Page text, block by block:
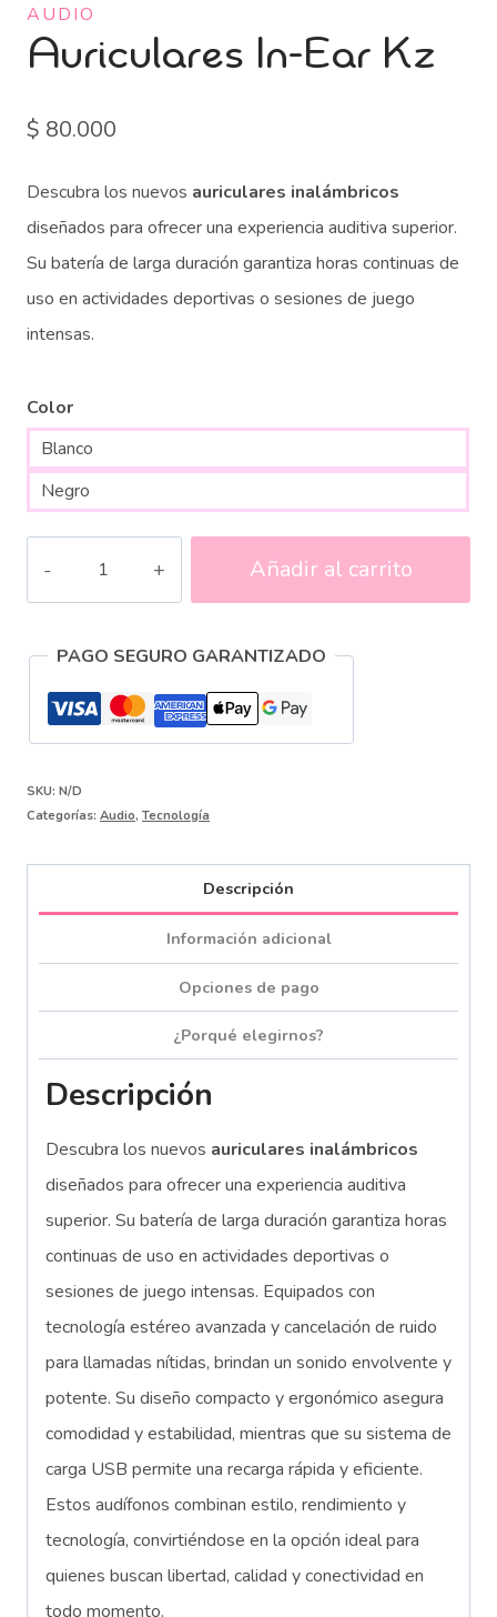
AUDIO
Auriculares In-Ear Kz
$ 80.000
Descubra los nuevos auriculares inalámbricos
diseñados para ofrecer una experiencia auditiva superior.
Su batería de larga duración garantiza horas continuas de
uso en actividades deportivas o sesiones de juego
intensas.
Color
Blanco
Negro
Kz
cantidad
Añadir al carrito
PAGO SEGURO GARANTIZADO
SKU: N/D
Categorías: Audio, Tecnología
Descripción
Información adicional
Opciones de pago
¿Porqué elegirnos?
Descripción
Descubra los nuevos auriculares inalámbricos
diseñados para ofrecer una experiencia auditiva
superior. Su batería de larga duración garantiza horas
continuas de uso en actividades deportivas o
sesiones de juego intensas. Equipados con
tecnología estéreo avanzada y cancelación de ruido
para llamadas nítidas, brindan un sonido envolvente y
potente. Su diseño compacto y ergonómico asegura
comodidad y estabilidad, mientras que su sistema de
carga USB permite una recarga rápida y eficiente.
Estos audífonos combinan estilo, rendimiento y
tecnología, convirtiéndose en la opción ideal para
quienes buscan libertad, calidad y conectividad en
todo momento.